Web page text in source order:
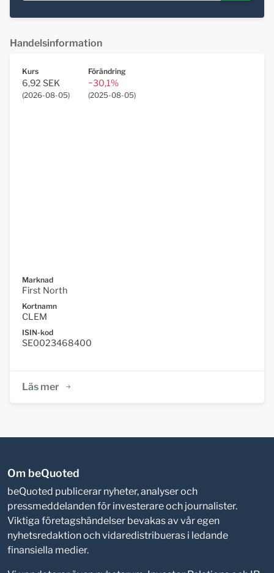
Handelsinformation
Kurs
6,92 SEK
(2026-08-05)
Förändring
−30,1%
(2025-08-05)
Marknad
First North
Kortnamn
CLEM
ISIN-kod
SE0023468400
Läs mer
Om beQuoted
beQuoted publicerar nyheter, analyser och
pressmeddelanden för investerare och journalister.
Viktiga företagshändelser bevakas av vår egen
nyhetsredaktion och vidaredistribueras i ledande
finansiella medier.